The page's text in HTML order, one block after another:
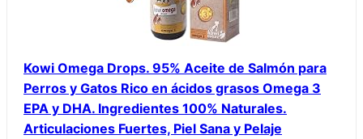
Kowi Omega Drops. 95% Aceite de Salmón para
Perros y Gatos Rico en ácidos grasos Omega 3
EPA y DHA. Ingredientes 100% Naturales.
Articulaciones Fuertes, Piel Sana y Pelaje